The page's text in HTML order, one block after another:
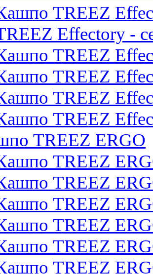
TREEZ
Effectory -
TREEZ
TREEZ
TREEZ
TREEZ
TREEZ ERGO
TREEZ
TREEZ
TREEZ
TREEZ
TREEZ
TREEZ